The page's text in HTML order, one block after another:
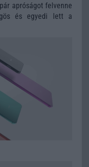
apróságot felvenne
és egyedi lett a